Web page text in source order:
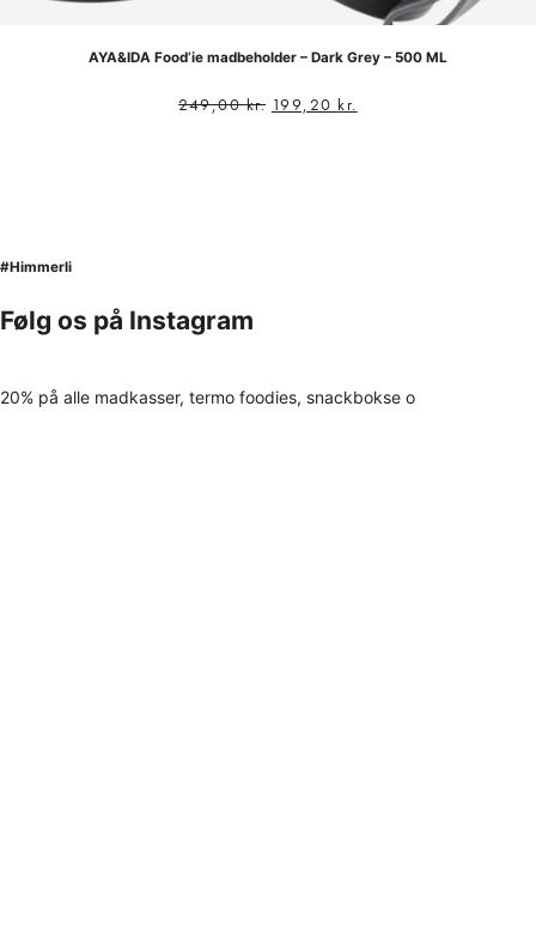
AYA&IDA Food’ie madbeholder – Dark Grey – 500 ML
249,00kr. 199,20 kr.
#Himmerli
Følg os på Instagram
20% på alle madkasser, termo foodies, snackbokse o